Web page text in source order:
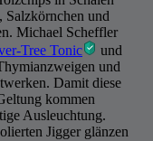
Salzkörnchen und
Michael Scheffler
Tree Tonic
und
und
Damit diese
kommen
Ausleuchtung.
Jigger glänzen